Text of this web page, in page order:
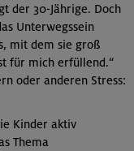
der 30-Jährige. Doch
Unterwegssein
mit dem sie groß
für mich erfüllend.“
oder anderen Stress:
Kinder aktiv
Thema